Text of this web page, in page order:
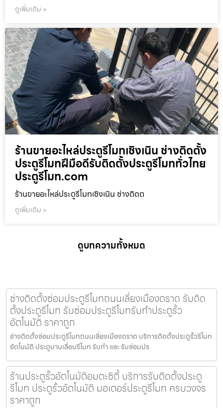
ดูเพิ่มเติม »
ร้านขายอะไหล่ประตูรีโมทเชิงเนิน ช่างติดตั้ง
ประตูรีโมทฝีมือดีรับติดตั้งประตูรีโมททั่วไทย
ประตูรีโมท.com
ร้านขายอะไหล่ประตูรีโมทเชิงเนิน ช่างติดต
ดูเพิ่มเติม »
ดูบทความทั้งหมด
ช่างติดตั้งซ่อมประตูรีโมทถนนเลี่ยงเมืองตราด รับติด
ตั้งประตูรีโมท รับซ่อมประตูรีโมทรับทำประตูรั้ว
อัตโนมัติ ราคาถูก
ช่างติดตั้งซ่อมประตูรีโมทถนนเลี่ยงเมืองตราด บริการติดตั้งประตูรั้วรีโมท
อัตโนมัติ ประตูบานเลื่อนรีโมท รับทำ และ รับซ่อมปร
ร้านประตูรั้วอัตโนมัติอมตะซิตี้ บริการรับติดตั้งประตู
รีโมท ประตูรั้วอัตโนมัติ มอเตอร์ประตูรีโมท ครบวงจร
ราคาถูก